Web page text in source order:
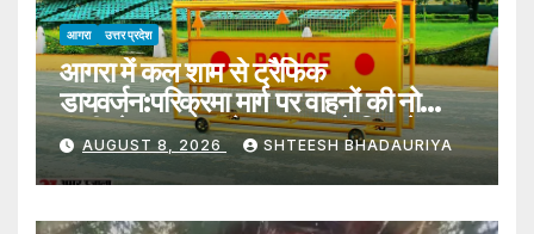
आगरा उत्तर प्रदेश
आगरा में कल शाम से ट्रैफिक
डायवर्जन:परिक्रमा मार्ग पर वाहनों की नो
एंट्री, ये रूट प्लान देखकर घर से निकलें –
Traffic Diversion On Second
Monday Of Sawan In Agra
AUGUST 8, 2026 SHTEESH BHADAURIYA